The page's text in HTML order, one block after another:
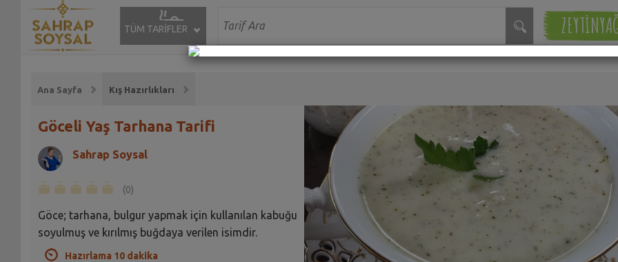
TÜM TARİFLER
Ana Sayfa Kış Hazırlıkları
Göceli Yaş Tarhana Tarifi
Sahrap Soysal
(0)
Göce; tarhana, bulgur yapmak için kullanılan kabuğu
soyulmuş ve kırılmış buğdaya verilen isimdir.
Hazırlama 10 dakika